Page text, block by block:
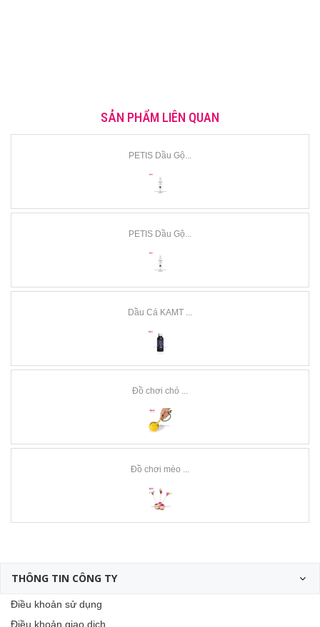
SẢN PHẨM LIÊN QUAN
PETIS Dầu Gộ...
PETIS Dầu Gộ...
Dầu Cá KAMT ...
Đồ chơi chó ...
Đồ chơi mèo ...
THÔNG TIN CÔNG TY
Điều khoản sử dụng
Điều khoản giao dịch